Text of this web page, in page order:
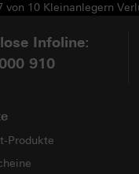
von 10 Kleinanlegern
Infoline:
910
Produkte